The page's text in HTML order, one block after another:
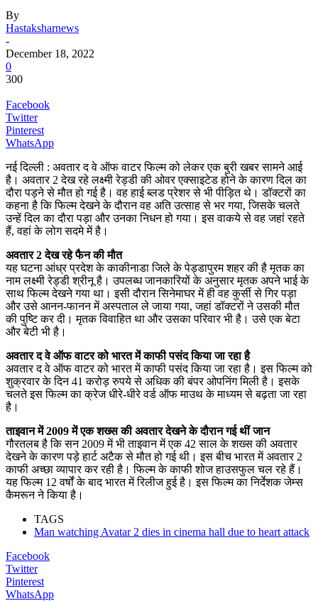
By
Hastaksharnews
-
December 18, 2022
0
300
Facebook
Twitter
Pinterest
WhatsApp
नई दिल्ली : अवतार द वे ऑफ वाटर फिल्म को लेकर एक बुरी खबर सामने आई
है। अवतार 2 देख रहे लक्ष्मी रेड्डी की ओवर एक्साइटेड होने के कारण दिल का
दौरा पड़ने से मौत हो गई है। वह हाई ब्लड प्रेशर से भी पीड़ित थे। डॉक्टरों का
कहना है कि फिल्म देखने के दौरान वह अति उत्साह से भर गया, जिसके चलते
उन्हें दिल का दौरा पड़ा और उनका निधन हो गया। इस वाकये से वह जहां रहते
हैं, वहां के लोग सदमे में है।
अवतार 2 देख रहे फैन की मौत
यह घटना आंध्र प्रदेश के काकीनाडा जिले के पेड्डापुरम शहर की है मृतक का
नाम लक्ष्मी रेड्डी श्रीनू है। उपलब्ध जानकारियों के अनुसार मृतक अपने भाई के
साथ फिल्म देखने गया था। इसी दौरान सिनेमाघर में ही वह कुर्सी से गिर पड़ा
और उसे आनन-फानन में अस्पताल ले जाया गया, जहां डॉक्टरों ने उसकी मौत
की पुष्टि कर दी। मृतक विवाहित था और उसका परिवार भी है। उसे एक बेटा
और बेटी भी है।
अवतार द वे ऑफ वाटर को भारत में काफी पसंद किया जा रहा है
अवतार द वे ऑफ वाटर को भारत में काफी पसंद किया जा रहा है। इस फिल्म को
शुक्रवार के दिन 41 करोड़ रुपये से अधिक की बंपर ओपनिंग मिली है। इसके
चलते इस फिल्म का क्रेज धीरे-धीरे वर्ड ऑफ माउथ के माध्यम से बढ़ता जा रहा
है।
ताइवान में 2009 में एक शख्स की अवतार देखने के दौरान गई थीं जान
गौरतलब है कि सन 2009 में भी ताइवान में एक 42 साल के शख्स की अवतार
देखने के कारण पड़े हार्ट अटैक से मौत हो गई थी। इस बीच भारत में अवतार 2
काफी अच्छा व्यापार कर रही है। फिल्म के काफी शोज हाउसफुल चल रहे हैं।
यह फिल्म 12 वर्षों के बाद भारत में रिलीज हुई है। इस फिल्म का निर्देशक जेम्स
कैमरून ने किया है।
TAGS
Man watching Avatar 2 dies in cinema hall due to heart attack
Facebook
Twitter
Pinterest
WhatsApp